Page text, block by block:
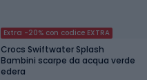
Extra -20% con codice EXTRA
Crocs Swiftwater Splash
Bambini scarpe da acqua verde
edera